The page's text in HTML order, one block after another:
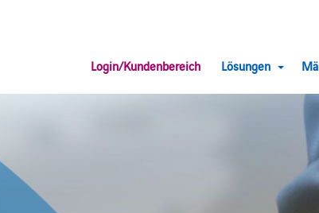
Login/Kundenbereich Lösungen